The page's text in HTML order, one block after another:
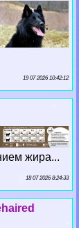
19 07 2026 10:42:12
жира...
18 07 2026 8:24:33